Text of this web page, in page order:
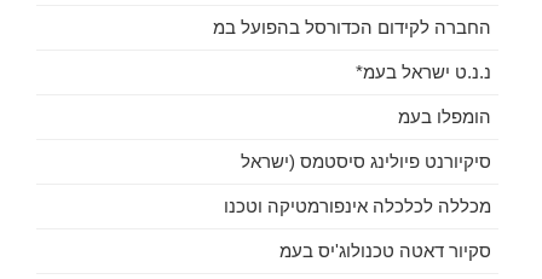
החברה לקידום הכדורסל בהפועל במ
נ.נ.ט ישראל בעמ*
הומפלו בעמ
סיקיורנט פיולינג סיסטמס (ישראל
מכללה לכלכלה אינפורמטיקה וטכנו
סקיור דאטה טכנולוג'יס בעמ